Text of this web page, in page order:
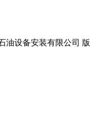
油设备安装有限公司 版